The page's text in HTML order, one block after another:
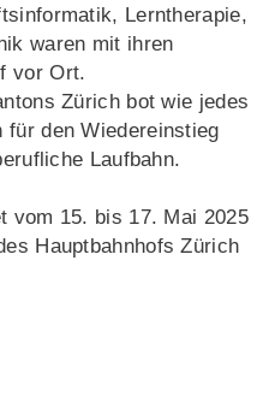
Lerntherapie,
waren mit ihren
vor Ort.
Zürich bot wie jedes
für den Wiedereinstieg
Laufbahn.
vom 15. bis 17. Mai 2025
Hauptbahnhofs Zürich